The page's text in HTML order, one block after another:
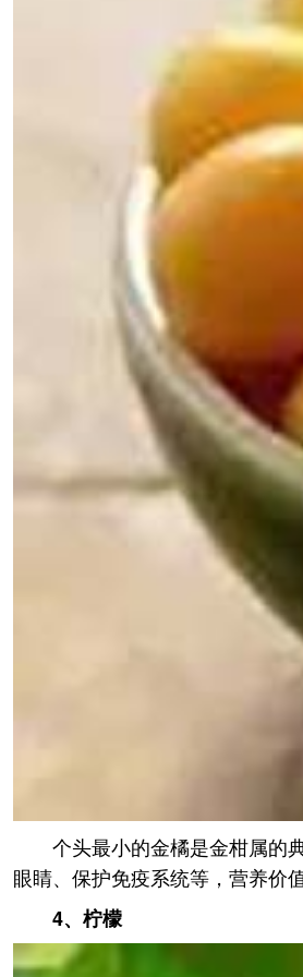
个头最小的金橘是金柑属的
眼睛、保护免疫系统等，营养价
4、柠檬